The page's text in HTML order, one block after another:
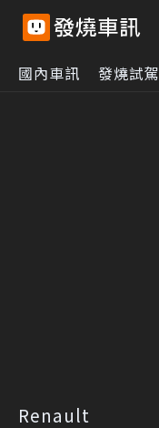
國內車訊 發燒試駕
Renault